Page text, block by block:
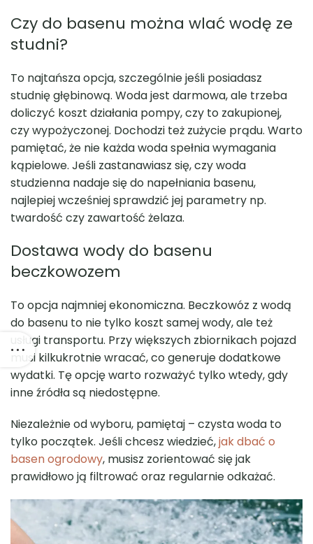
Czy do basenu można wlać wodę ze
studni?
To najtańsza opcja, szczególnie jeśli posiadasz
studnię głębinową. Woda jest darmowa, ale trzeba
doliczyć koszt działania pompy, czy to zakupionej,
czy wypożyczonej. Dochodzi też zużycie prądu. Warto
pamiętać, że nie każda woda spełnia wymagania
kąpielowe. Jeśli zastanawiasz się, czy woda
studzienna nadaje się do napełniania basenu,
najlepiej wcześniej sprawdzić jej parametry np.
twardość czy zawartość żelaza.
Dostawa wody do basenu
beczkowozem
To opcja najmniej ekonomiczna. Beczkowóz z wodą
do basenu to nie tylko koszt samej wody, ale też
usługi transportu. Przy większych zbiornikach pojazd
musi kilkukrotnie wracać, co generuje dodatkowe
wydatki. Tę opcję warto rozważyć tylko wtedy, gdy
inne źródła są niedostępne.
Niezależnie od wyboru, pamiętaj – czysta woda to
tylko początek. Jeśli chcesz wiedzieć,jak dbać o
basen ogrodowy, musisz zorientować się jak
prawidłowo ją filtrować oraz regularnie odkażać.